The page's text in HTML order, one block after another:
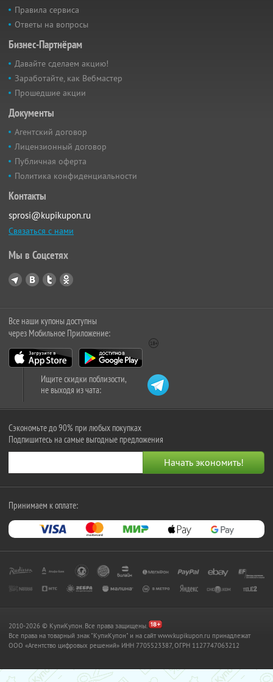
Правила сервиса
Ответы на вопросы
Бизнес-Партнёрам
Давайте сделаем акцию!
Заработайте, как Вебмастер
Прошедшие акции
Документы
Агентский договор
Лицензионный договор
Публичная оферта
Политика конфиденциальности
Контакты
sprosi@kupikupon.ru
Связаться с нами
Мы в Соцсетях
Все наши купоны доступны
через Мобильное Приложение:
Ищите скидки поблизости,
не выходя из чата:
Сэкономьте до 90% при любых покупках
Подпишитесь на самые выгодные предложения
Принимаем к оплате:
2010-2026 © КупиКупон. Все права защищены.
Все права на товарный знак "КупиКупон" и на сайт www.kupikupon.ru принадлежат
OOO «Агентство цифровых решений» ИНН 7705523387, ОГРН 1127747063212